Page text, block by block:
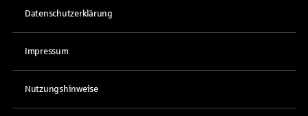
Datenschutzerklärung
Impressum
Nutzungshinweise